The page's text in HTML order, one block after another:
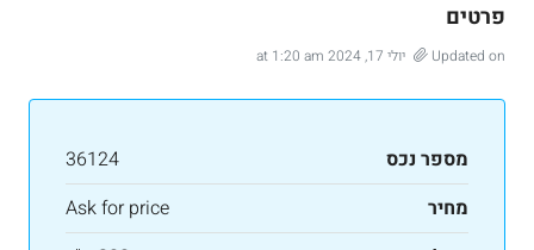
פרטים
Updated on יולי 17, 2024 at 1:20 am
מספר נכס
36124
מחיר
Ask for price